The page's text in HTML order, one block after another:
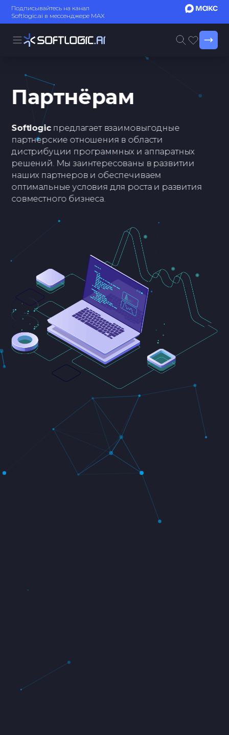
Подписывайтесь на канал
Softlogic.ai в мессенджере MAX
Партнёрам
Softlogicпредлагает взаимовыгодные
партнерские отношения в области
дистрибуции программных и аппаратных
решений. Мы заинтересованы в развитии
наших партнеров и обеспечиваем
оптимальные условия для роста и развития
совместного бизнеса.